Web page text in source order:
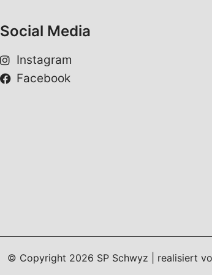
Social Media
Instagram
Facebook
© Copyright 2026 SP Schwyz | realisiert